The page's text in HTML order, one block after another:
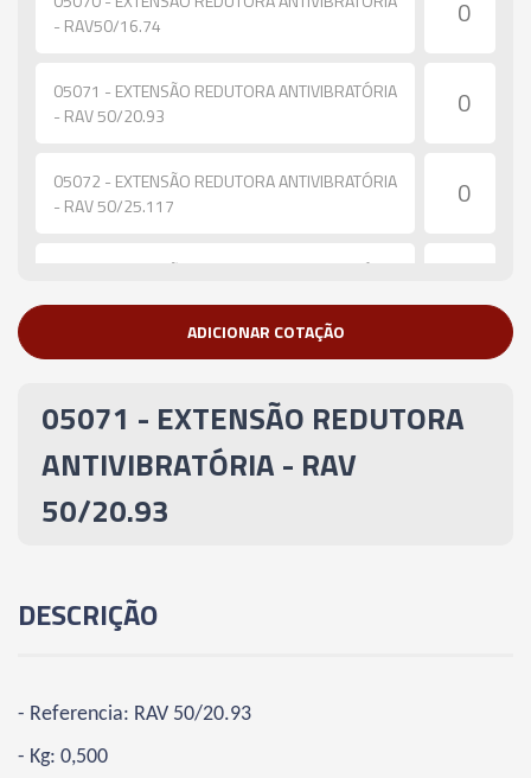
- RAV50/16.74
05071 - EXTENSÃO REDUTORA ANTIVIBRATÓRIA
- RAV 50/20.93
05072 - EXTENSÃO REDUTORA ANTIVIBRATÓRIA
- RAV 50/25.117
05073 - EXTENSÃO REDUTORA ANTIVIBRATÓRIA
05074 - EXTENSÃO REDUTORA ANTIVIBRATÓRIA
05075 - EXTENSÃO REDUTORA ANTIVIBRATÓRIA
- RAV 63/50.220
ADICIONAR COTAÇÃO
05071 - EXTENSÃO REDUTORA
ANTIVIBRATÓRIA - RAV
50/20.93
DESCRIÇÃO
- Referencia: RAV 50/20.93
- Kg: 0,500